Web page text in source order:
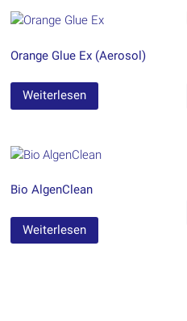
Orange Glue Ex (Aerosol)
Weiterlesen
Bio AlgenClean
Weiterlesen